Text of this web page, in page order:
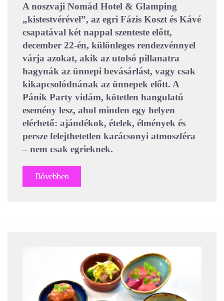
A noszvaji Nomád Hotel & Glamping
„kistestvérével”, az egri Fázis Koszt és Kávé
csapatával két nappal szenteste előtt,
december 22-én, különleges rendezvénnyel
várja azokat, akik az utolsó pillanatra
hagynák az ünnepi bevásárlást, vagy csak
kikapcsolódnának az ünnepek előtt. A
Pánik Party vidám, kötetlen hangulatú
esemény lesz, ahol minden egy helyen
elérhető: ajándékok, ételek, élmények és
persze felejthetetlen karácsonyi atmoszféra
– nem csak egrieknek.
Bővebben